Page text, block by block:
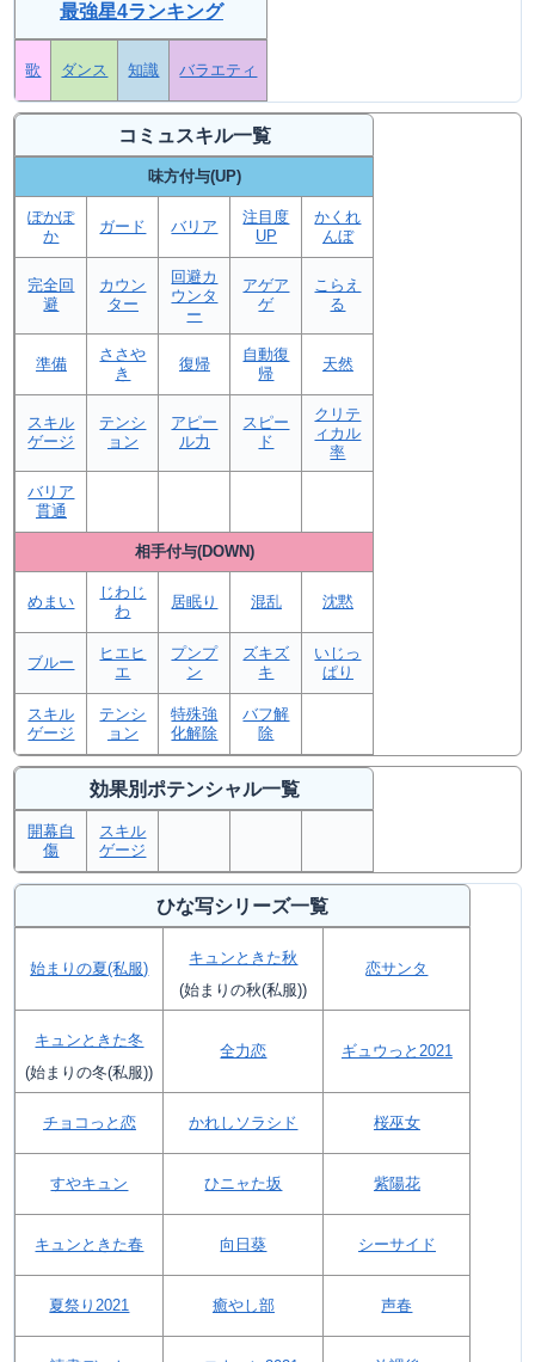
最強星4ランキング
歌 ダンス 知識 バラエティ
コミュスキル一覧
味方付与(UP)
ぽかぽ
か
ガード バリア
注目度
UP
かくれ
んぼ
完全回
避
カウン
ター
回避カ
ウンタ
ー
アゲア
ゲ
こらえ
る
準備
ささや
き
復帰
自動復
帰
天然
スキル
ゲージ
テンシ
ョン
アピー
ル力
スピー
ド
クリテ
ィカル
率
バリア
貫通
相手付与(DOWN)
めまい
じわじ
わ
居眠り 混乱 沈黙
ブルー
ヒエヒ
エ
プンプ
ン
ズキズ
キ
いじっ
ぱり
スキル
ゲージ
テンシ
ョン
特殊強
化解除
バフ解
除
効果別ポテンシャル一覧
開幕自
傷
スキル
ゲージ
ひな写シリーズ一覧
始まりの夏(私服)
キュンときた秋
(始まりの秋(私服))
恋サンタ
キュンときた冬
(始まりの冬(私服))
全力恋 ギュウっと2021
チョコっと恋 かれしソラシド 桜巫女
すやキュン ひニャた坂 紫陽花
キュンときた春 向日葵 シーサイド
夏祭り2021 癒やし部 声春